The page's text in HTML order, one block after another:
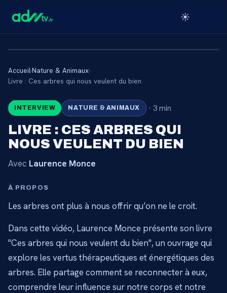
☀️
🔒
CONTENU RÉSERVÉ AUX
ABONNÉS
Connectez-vous via votre lien membre, ou
Accueil›Nature & Animaux›
Livre : Ces arbres qui nous veulent du bien
INTERVIEW NATURE & ANIMAUX · 3 min
LIVRE : CES ARBRES QUI
NOUS VEULENT DU BIEN
Avec Laurence Monce
À PROPOS
Les arbres ont plus à nous offrir qu’on ne le croit.
Dans cette vidéo, Laurence Monce présente son livre
"Ces arbres qui nous veulent du bien", un ouvrage qui
explore les vertus thérapeutiques et énergétiques des
arbres. Elle partage comment se reconnecter à eux,
comprendre leur influence sur notre corps et notre